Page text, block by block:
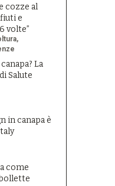
cozze al
e
volte”
La
Salute
in canapa è
come